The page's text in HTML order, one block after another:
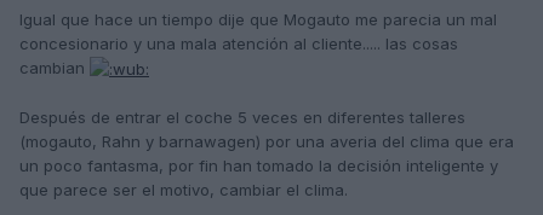
Igual que hace un tiempo dije que Mogauto me parecia un mal
concesionario y una mala atención al cliente..... las cosas
cambian
Después de entrar el coche 5 veces en diferentes talleres
(mogauto, Rahn y barnawagen) por una averia del clima que era
un poco fantasma, por fin han tomado la decisión inteligente y
que parece ser el motivo, cambiar el clima.